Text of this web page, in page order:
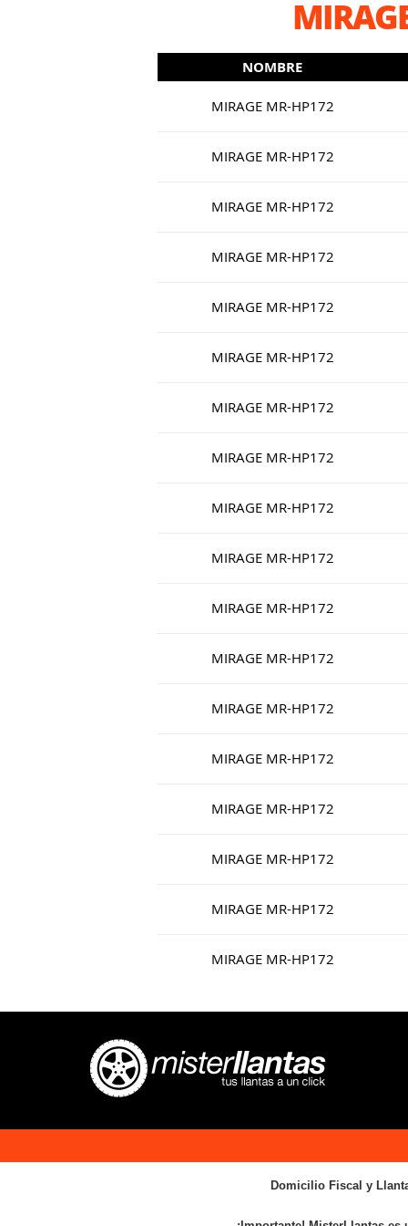
NOMBRE
MIRAGE MR-HP172
MIRAGE MR-HP172
MIRAGE MR-HP172
MIRAGE MR-HP172
MIRAGE MR-HP172
MIRAGE MR-HP172
MIRAGE MR-HP172
MIRAGE MR-HP172
MIRAGE MR-HP172
MIRAGE MR-HP172
MIRAGE MR-HP172
MIRAGE MR-HP172
MIRAGE MR-HP172
MIRAGE MR-HP172
MIRAGE MR-HP172
MIRAGE MR-HP172
MIRAGE MR-HP172
MIRAGE MR-HP172
Domicilio Fiscal y